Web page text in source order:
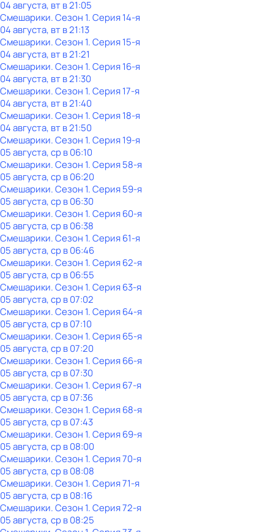
04 августа, вт в 21:05
Смешарики. Сезон 1. Серия 14-я
04 августа, вт в 21:13
Смешарики. Сезон 1. Серия 15-я
04 августа, вт в 21:21
Смешарики. Сезон 1. Серия 16-я
04 августа, вт в 21:30
Смешарики. Сезон 1. Серия 17-я
04 августа, вт в 21:40
Смешарики. Сезон 1. Серия 18-я
04 августа, вт в 21:50
Смешарики. Сезон 1. Серия 19-я
05 августа, ср в 06:10
Смешарики. Сезон 1. Серия 58-я
05 августа, ср в 06:20
Смешарики. Сезон 1. Серия 59-я
05 августа, ср в 06:30
Смешарики. Сезон 1. Серия 60-я
05 августа, ср в 06:38
Смешарики. Сезон 1. Серия 61-я
05 августа, ср в 06:46
Смешарики. Сезон 1. Серия 62-я
05 августа, ср в 06:55
Смешарики. Сезон 1. Серия 63-я
05 августа, ср в 07:02
Смешарики. Сезон 1. Серия 64-я
05 августа, ср в 07:10
Смешарики. Сезон 1. Серия 65-я
05 августа, ср в 07:20
Смешарики. Сезон 1. Серия 66-я
05 августа, ср в 07:30
Смешарики. Сезон 1. Серия 67-я
05 августа, ср в 07:36
Смешарики. Сезон 1. Серия 68-я
05 августа, ср в 07:43
Смешарики. Сезон 1. Серия 69-я
05 августа, ср в 08:00
Смешарики. Сезон 1. Серия 70-я
05 августа, ср в 08:08
Смешарики. Сезон 1. Серия 71-я
05 августа, ср в 08:16
Смешарики. Сезон 1. Серия 72-я
05 августа, ср в 08:25